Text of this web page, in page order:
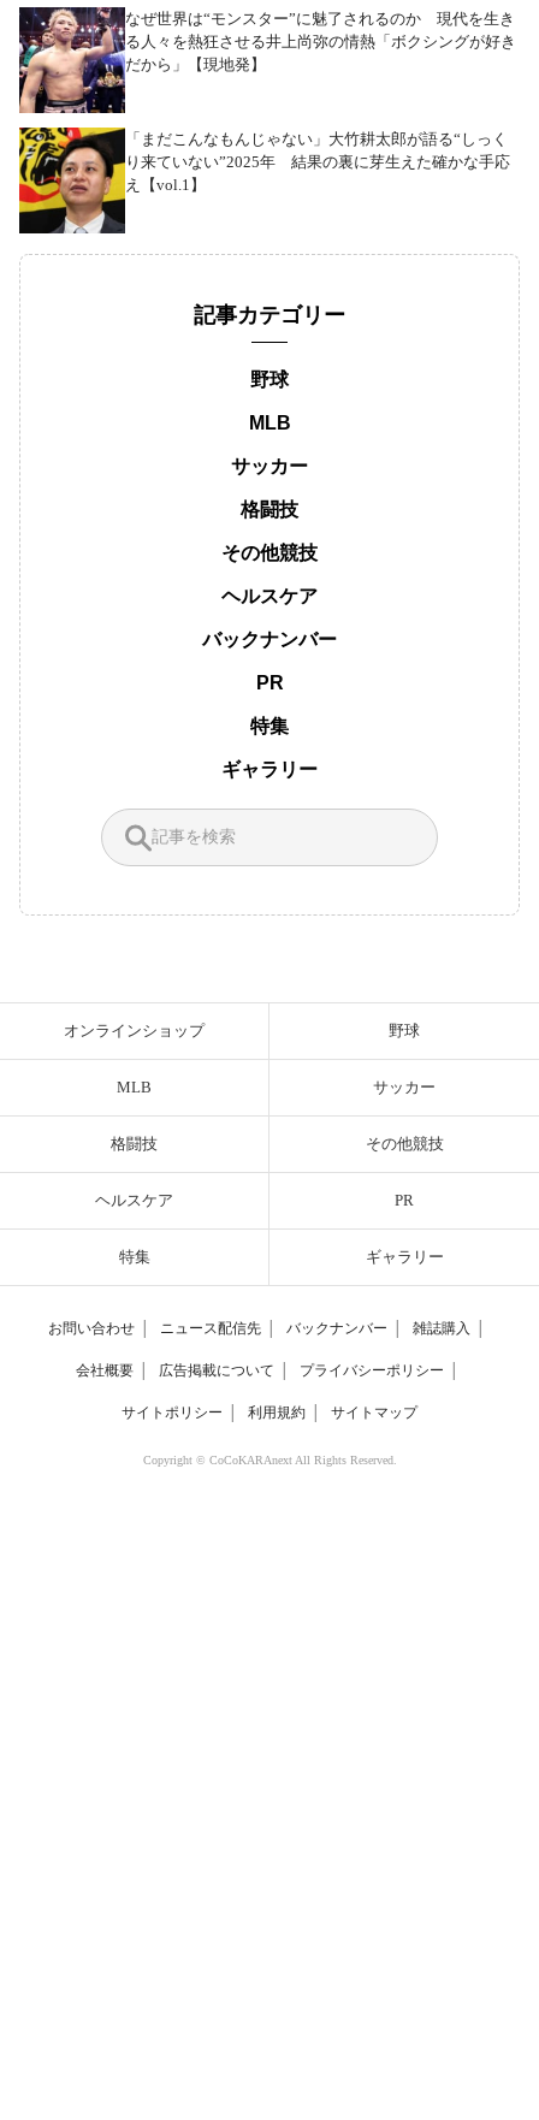
なぜ世界は“モンスター”に魅了されるのか 現代を生き
る人々を熱狂させる井上尚弥の情熱「ボクシングが好き
だから」【現地発】
「まだこんなもんじゃない」大竹耕太郎が語る“しっく
り来ていない”2025年 結果の裏に芽生えた確かな手応
え【vol.1】
記事カテゴリー
野球
MLB
サッカー
格闘技
その他競技
ヘルスケア
バックナンバー
PR
特集
ギャラリー
オンラインショップ 野球
MLB サッカー
格闘技 その他競技
ヘルスケア PR
特集 ギャラリー
お問い合わせ ニュース配信先 バックナンバー 雑誌購入
会社概要 広告掲載について プライバシーポリシー
サイトポリシー 利用規約 サイトマップ
Copyright © CoCoKARAnext All Rights Reserved.